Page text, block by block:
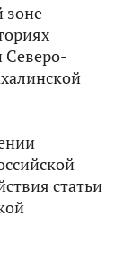
зоне
Северо-
статьи